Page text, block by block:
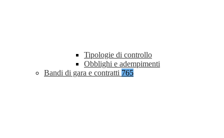
Tipologie di controllo
Obblighi e adempimenti
Bandi di gara e contratti 765